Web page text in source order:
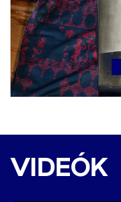
VIDEÓK